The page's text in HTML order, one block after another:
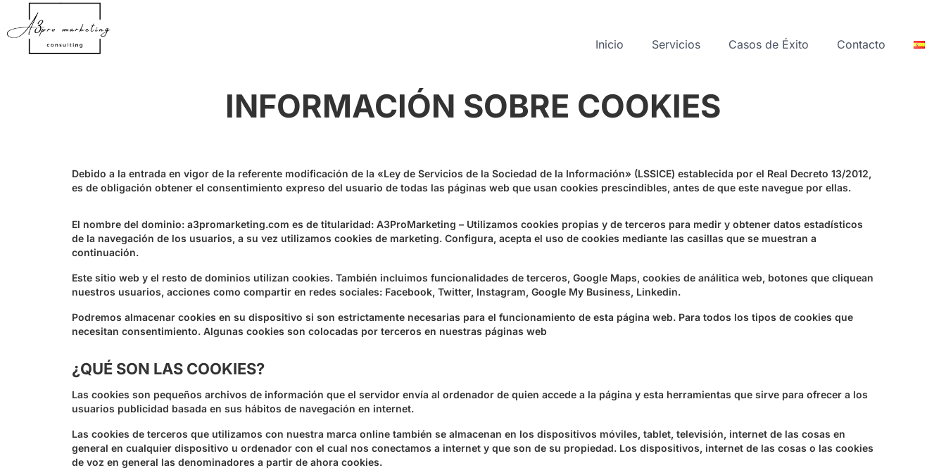
contenido
Inicio Servicios Casos de Éxito Contacto
INFORMACIÓN SOBRE COOKIES
Debido a la entrada en vigor de la referente modificación de la «Ley de Servicios de la Sociedad de la Información» (LSSICE) establecida por el Real Decreto 13/2012,
es de obligación obtener el consentimiento expreso del usuario de todas las páginas web que usan cookies prescindibles, antes de que este navegue por ellas.
El nombre del dominio: a3promarketing.com es de titularidad: A3ProMarketing – Utilizamos cookies propias y de terceros para medir y obtener datos estadísticos
de la navegación de los usuarios, a su vez utilizamos cookies de marketing. Configura, acepta el uso de cookies mediante las casillas que se muestran a
continuación.
Este sitio web y el resto de dominios utilizan cookies. También incluimos funcionalidades de terceros, Google Maps, cookies de análitica web, botones que cliquean
nuestros usuarios, acciones como compartir en redes sociales: Facebook, Twitter, Instagram, Google My Business, Linkedin.
Podremos almacenar cookies en su dispositivo si son estrictamente necesarias para el funcionamiento de esta página web. Para todos los tipos de cookies que
necesitan consentimiento. Algunas cookies son colocadas por terceros en nuestras páginas web
¿QUÉ SON LAS COOKIES?
Las cookies son pequeños archivos de información que el servidor envía al ordenador de quien accede a la página y esta herramientas que sirve para ofrecer a los
usuarios publicidad basada en sus hábitos de navegación en internet.
Las cookies de terceros que utilizamos con nuestra marca online también se almacenan en los dispositivos móviles, tablet, televisión, internet de las cosas en
general en cualquier dispositivo u ordenador con el cual nos conectamos a internet y que son de su propiedad. Los dispositivos, internet de las cosas o las cookies
de voz en general las denominadores a partir de ahora cookies.